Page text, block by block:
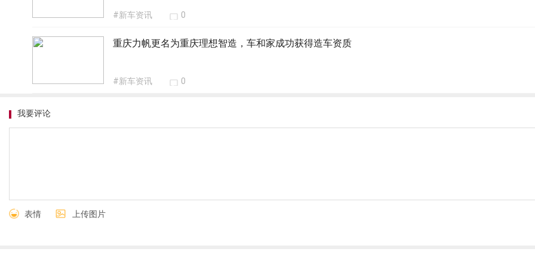
#新车资讯 0
重庆力帆更名为重庆理想智造，车和家成功获得造车资质
#新车资讯 0
我要评论
表情 上传图片